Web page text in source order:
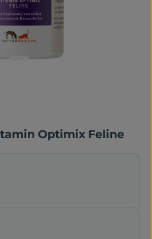
Optimix Feline
nicht verfügbar.)